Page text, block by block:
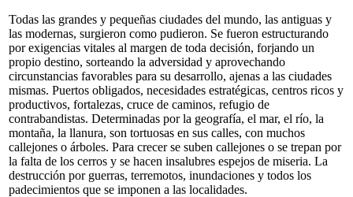
Todas las grandes y pequeñas ciudades del mundo, las antiguas y
las modernas, surgieron como pudieron. Se fueron estructurando
por exigencias vitales al margen de toda decisión, forjando un
propio destino, sorteando la adversidad y aprovechando
circunstancias favorables para su desarrollo, ajenas a las ciudades
mismas. Puertos obligados, necesidades estratégicas, centros ricos y
productivos, fortalezas, cruce de caminos, refugio de
contrabandistas. Determinadas por la geografía, el mar, el río, la
montaña, la llanura, son tortuosas en sus calles, con muchos
callejones o árboles. Para crecer se suben callejones o se trepan por
la falta de los cerros y se hacen insalubres espejos de miseria. La
destrucción por guerras, terremotos, inundaciones y todos los
padecimientos que se imponen a las localidades.